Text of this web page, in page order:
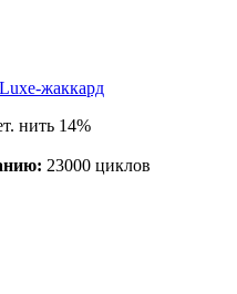
жаккард
нить 14%
23000 циклов